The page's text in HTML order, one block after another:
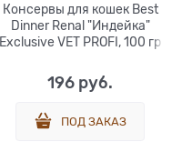
Консервы для кошек Best
Dinner Renal "Индейка"
Exclusive VET PROFI, 100 гр
196 руб.
ПОД ЗАКАЗ